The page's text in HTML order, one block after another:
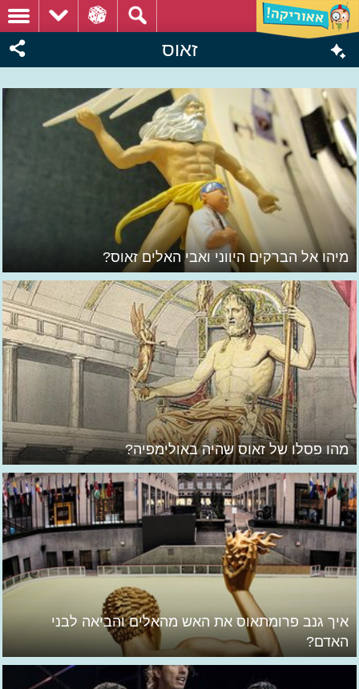
זאוס
מיהו אל הברקים היווני ואבי האלים זאוס?
מהו פסלו של זאוס שהיה באולימפיה?
איך גנב פרומתאוס את האש מהאלים והביאה לבני
האדם?